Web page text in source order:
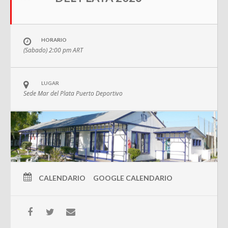
HORARIO
(Sabado) 2:00 pmART
LUGAR
Sede Mar del Plata Puerto Deportivo
CALENDARIO GOOGLE CALENDARIO